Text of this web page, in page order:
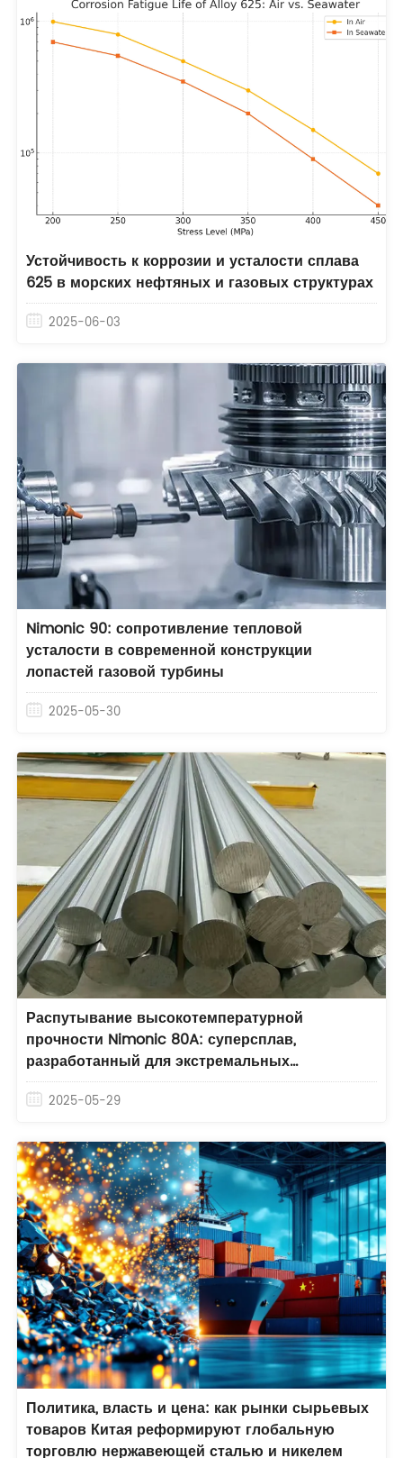
Устойчивость к коррозии и усталости сплава
625 в морских нефтяных и газовых структурах
2025-06-03
Nimonic 90: сопротивление тепловой
усталости в современной конструкции
лопастей газовой турбины
2025-05-30
Распутывание высокотемпературной
прочности Nimonic 80A: суперсплав,
разработанный для экстремальных
температур
2025-05-29
Политика, власть и цена: как рынки сырьевых
товаров Китая реформируют глобальную
торговлю нержавеющей сталью и никелем